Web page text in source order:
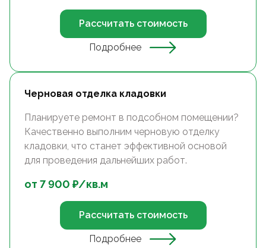
Рассчитать стоимость
Подробнее
Черновая отделка кладовки
Планируете ремонт в подсобном помещении?
Качественно выполним черновую отделку
кладовки, что станет эффективной основой
для проведения дальнейших работ.
от 7 900 ₽/кв.м
Рассчитать стоимость
Подробнее